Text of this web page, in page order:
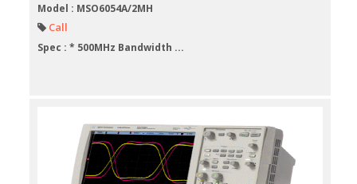
Model : MSO6054A/2MH
Call
Spec : * 500MHz Bandwidth ...